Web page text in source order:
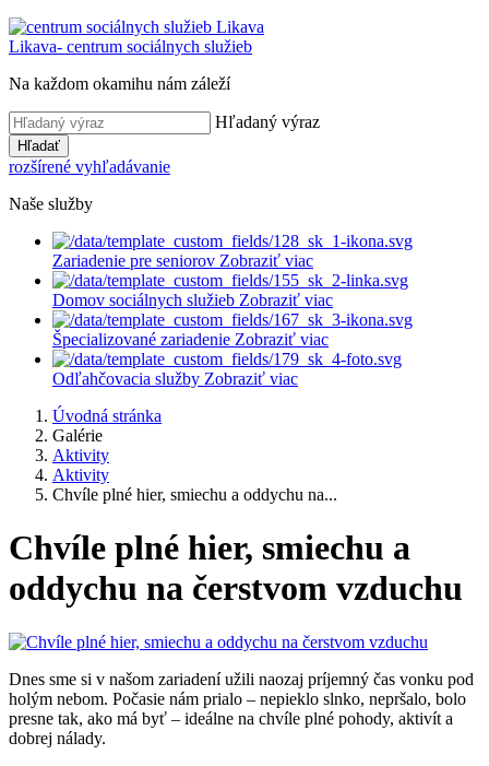
Likava- centrum sociálnych služieb
Na každom okamihu nám záleží
Hľadaný výraz
Hľadať
rozšírené vyhľadávanie
Naše služby
Zariadenie pre seniorov Zobraziť viac
Domov sociálnych služieb Zobraziť viac
Špecializované zariadenie Zobraziť viac
Odľahčovacia služby Zobraziť viac
Úvodná stránka
Galérie
Aktivity
Aktivity
Chvíle plné hier, smiechu a oddychu na...
Chvíle plné hier, smiechu a
oddychu na čerstvom vzduchu
Dnes sme si v našom zariadení užili naozaj príjemný čas vonku pod
holým nebom. Počasie nám prialo – nepieklo slnko, nepršalo, bolo
presne tak, ako má byť – ideálne na chvíle plné pohody, aktivít a
dobrej nálady.